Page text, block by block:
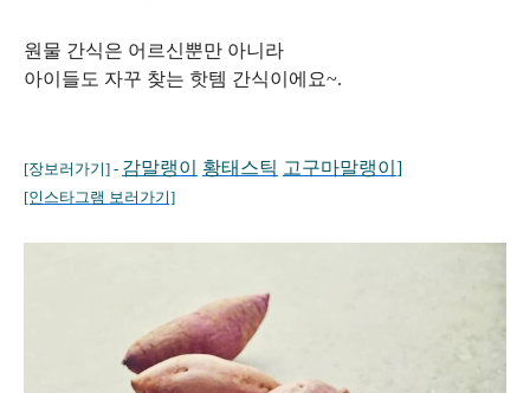
원물 간식은 어르신뿐만 아니라
아이들도 자꾸 찾는 핫템 간식이에요~.
[장보러가기] - 감말랭이 황태스틱 고구마말랭이 ]
[인스타그램 보러가기]